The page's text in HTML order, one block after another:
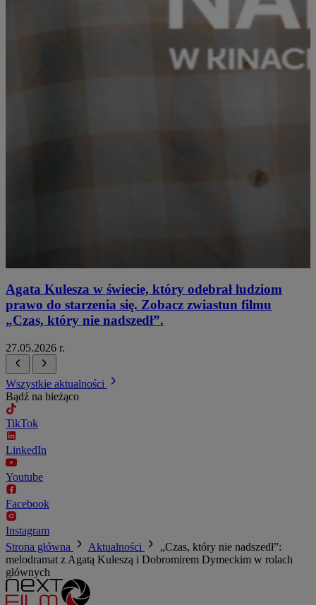
Agata Kulesza w świecie, który odebrał ludziom
prawo do starzenia się. Zobacz zwiastun filmu
„Czas, który nie nadszedł”.
27.05.2026 r.
Wszystkie aktualności
Bądź na bieżąco
TikTok
LinkedIn
Youtube
Facebook
Instagram
Strona główna
Aktualności
„Czas, który nie nadszedł”:
melodramat z Agatą Kuleszą i Dobromirem Dymeckim w rolach
głównych